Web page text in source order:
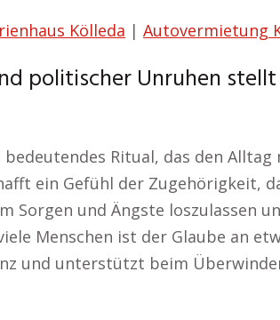
Kölleda | Autovermietung
politischer Unruhen
Ritual, das den
ein Gefühl der Zugehörigkeit,
Sorgen und Ängste loszulassen
Menschen ist der Glaube an
und unterstützt beim